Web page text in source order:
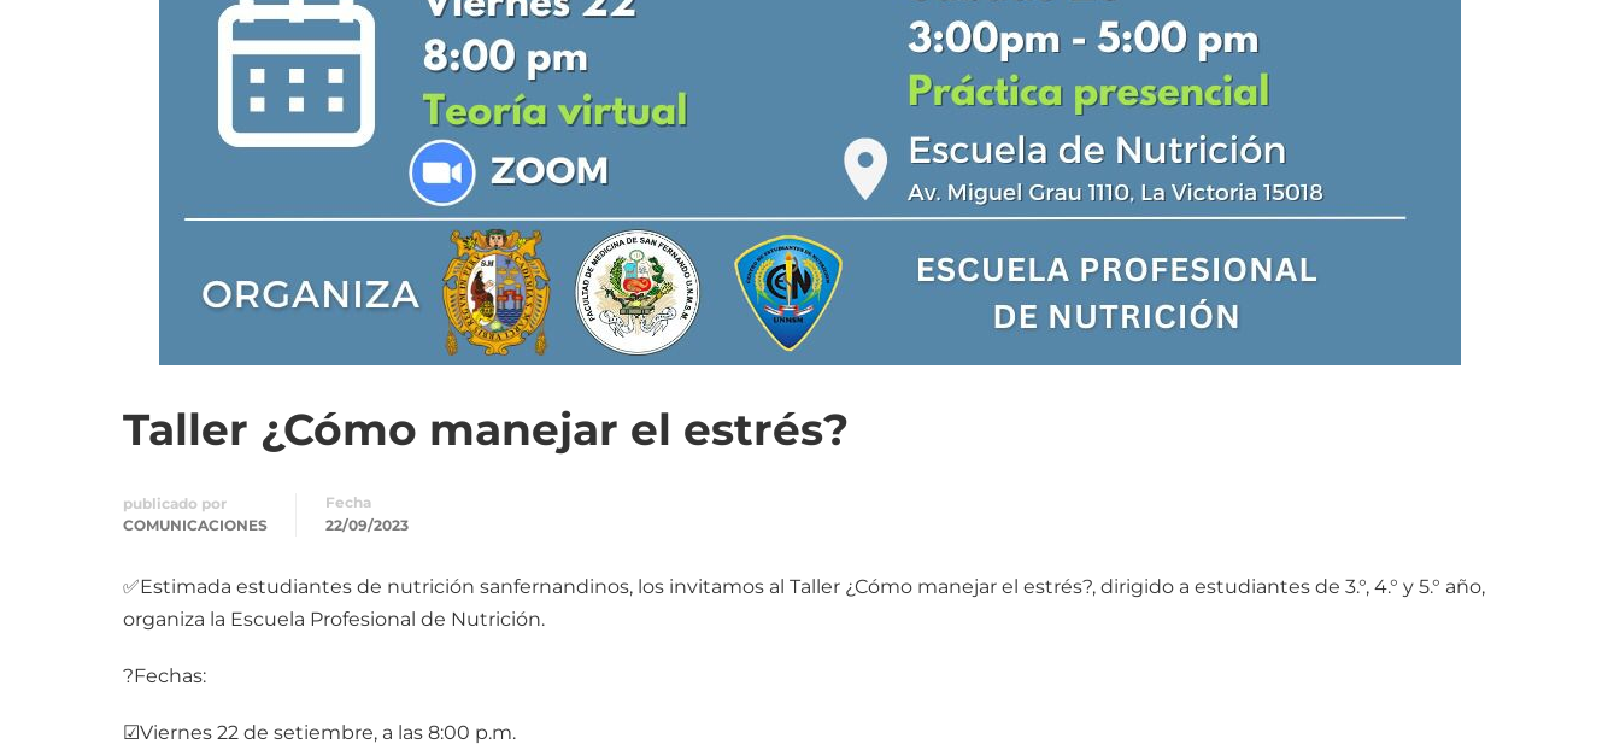
Taller ¿Cómo manejar el estrés?
publicado por
COMUNICACIONES
Fecha
22/09/2023
✅Estimada estudiantes de nutrición sanfernandinos, los invitamos al Taller ¿Cómo manejar el estrés?, dirigido a estudiantes de 3.°, 4.° y 5.° año,
organiza la Escuela Profesional de Nutrición.
?Fechas:
☑Viernes 22 de setiembre, a las 8:00 p.m.